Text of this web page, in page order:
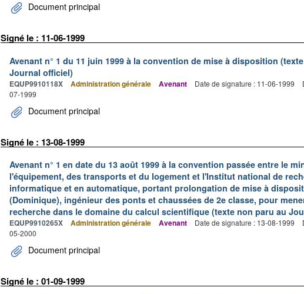
Document principal
Signé le : 11-06-1999
Avenant n° 1 du 11 juin 1999 à la convention de mise à disposition
Journal officiel)
EQUP9910118X Administration générale Avenant Date de signature : 11-06-1999
07-1999
Document principal
Signé le : 13-08-1999
Avenant n° 1 en date du 13 août 1999 à la convention passée entre le
l'équipement, des transports et du logement et l'Institut national de
informatique et en automatique, portant prolongation de mise à
(Dominique), ingénieur des ponts et chaussées de 2e classe, pour
recherche dans le domaine du calcul scientifique (texte non paru au
EQUP9910265X Administration générale Avenant Date de signature : 13-08-1999
05-2000
Document principal
Signé le : 01-09-1999